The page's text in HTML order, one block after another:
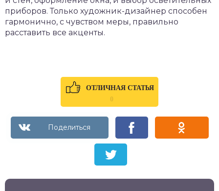
приборов. Только художник-дизайнер способен
гармонично, с чувством меры, правильно
расставить все акценты.
ОТЛИЧНАЯ СТАТЬЯ
0